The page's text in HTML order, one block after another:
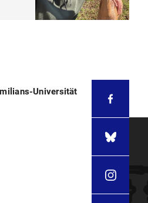
Universität